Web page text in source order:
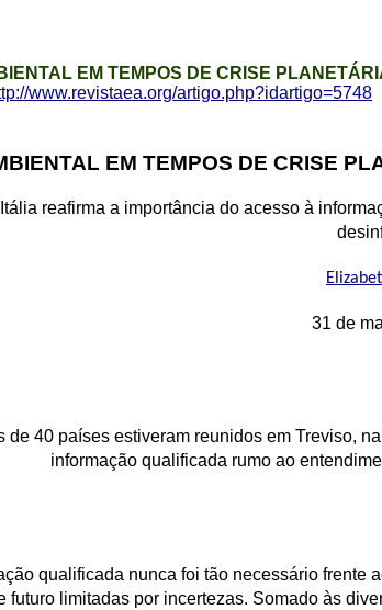
EM TEMPOS DE CRISE
www.revistaea.org/artigo.php?idartigo=5748
EM TEMPOS DE CRISE
reafirma a importância do acesso à
31 de
de 40 países estiveram reunidos em Treviso,
informação qualificada rumo ao
qualificada nunca foi tão necessário
futuro limitadas por incertezas. Somado às